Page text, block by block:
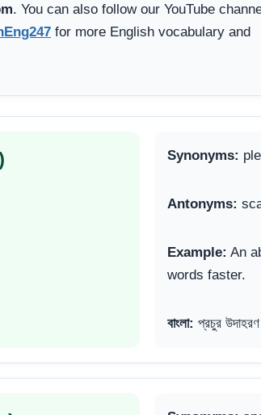
. You can also follow our YouTube
for more English vocabulary and
Synonyms:
Antonyms:
Example: An
words faster.
বাংলা: প্রচুর উদাহরণ